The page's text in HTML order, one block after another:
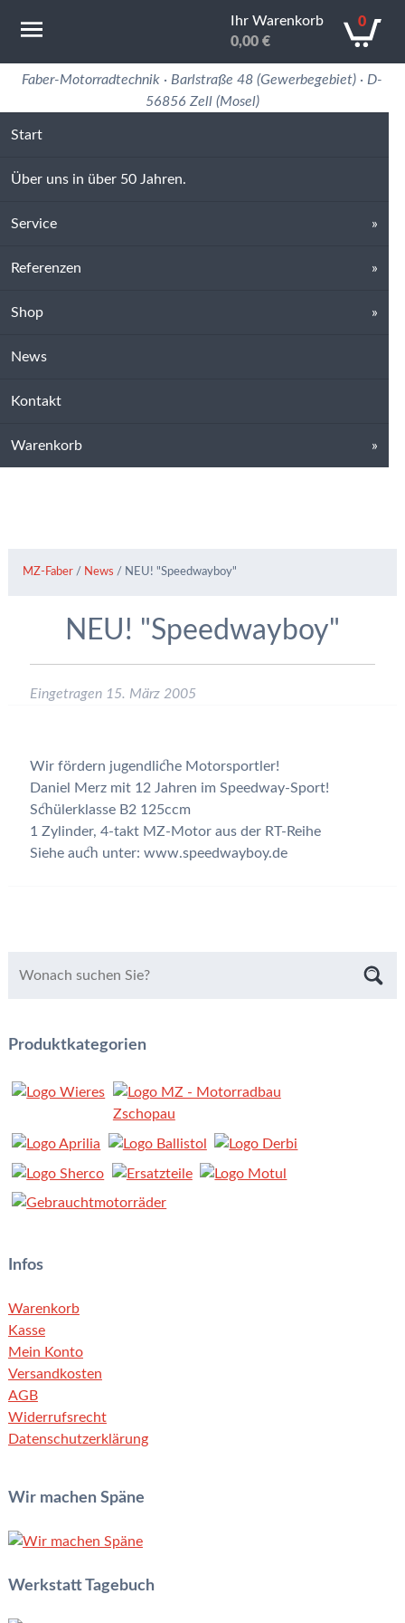
Motorradtechnik Erfahrung in 50 Jahren
Faber-Motorradtechnik · Barlstraße 48 (Gewerbegebiet) · D-
56856 Zell (Mosel)
Start
Über uns in über 50 Jahren.
Service
Referenzen
Shop
News
Kontakt
Warenkorb
Ihr Warenkorb
0,00 €
0
MZ-Faber / News / NEU! "Speedwayboy"
NEU! "Speedwayboy"
Eingetragen 15. März 2005
Wir fördern jugendliche Motorsportler!
Daniel Merz mit 12 Jahren im Speedway-Sport!
Schülerklasse B2 125ccm
1 Zylinder, 4-takt MZ-Motor aus der RT-Reihe
Siehe auch unter: www.speedwayboy.de
Produktkategorien
Infos
Warenkorb
Kasse
Mein Konto
Versandkosten
AGB
Widerrufsrecht
Datenschutzerklärung
Wir machen Späne
Werkstatt Tagebuch